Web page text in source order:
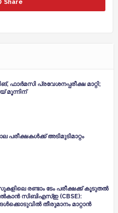
Share
ഫാര്‍മസി പ്രവേശനപ്പരീക്ഷ മാറ്റി;
മൂന്നിന്
പരീക്ഷകൾക്ക് അടിമുടിമാറ്റം
രണ്ടാം ടേം പരീക്ഷക്ക് കൂടുതല്‍
സിബിഎസ്‍ഇ (CBSE):
തീരുമാനം മാറ്റാന്‍